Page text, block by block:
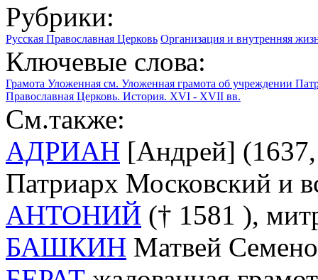
Рубрики:
Русская Православная Церковь Организация и внутренняя
Ключевые слова:
Грамота Уложенная см. Уложенная грамота об учреждении
Православная Церковь. История. XVI - XVII вв.
См.также:
АДРИАН [Андрей]
Патриарх Московский и
АНТОНИЙ († 1581 ),
БАШКИН Матвей